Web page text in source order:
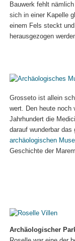
Bauwerk fehlt
sich in einer Kapelle
einem Fels steckt
herausgezogen
Grosseto ist allein
wert. Den heute noch
Jahrhundert die
darauf wunderbar
archäologischen
Geschichte der
Archäologischer